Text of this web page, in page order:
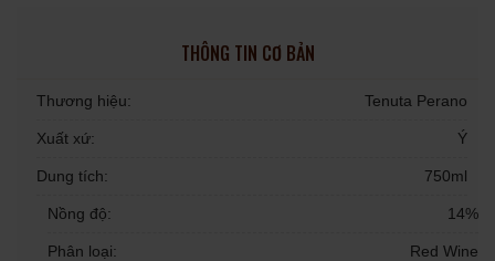
THÔNG TIN CƠ BẢN
Thương hiệu: Tenuta Perano
Xuất xứ: Ý
Dung tích: 750ml
Nồng độ: 14%
Phân loại: Red Wine